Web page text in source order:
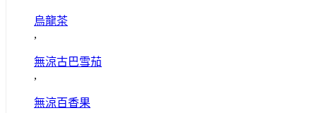
烏龍茶
,
無涼古巴雪茄
,
無涼百香果